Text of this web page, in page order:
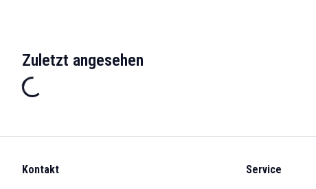
Zuletzt angesehen
Kontakt Service